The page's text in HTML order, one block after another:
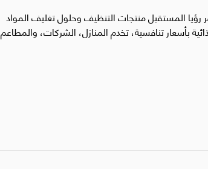
رؤيا المستقبل منتجات التنظيف وحلول تغليف المواد
بأسعار تنافسية، تخدم المنازل، الشركات، والمطاعم